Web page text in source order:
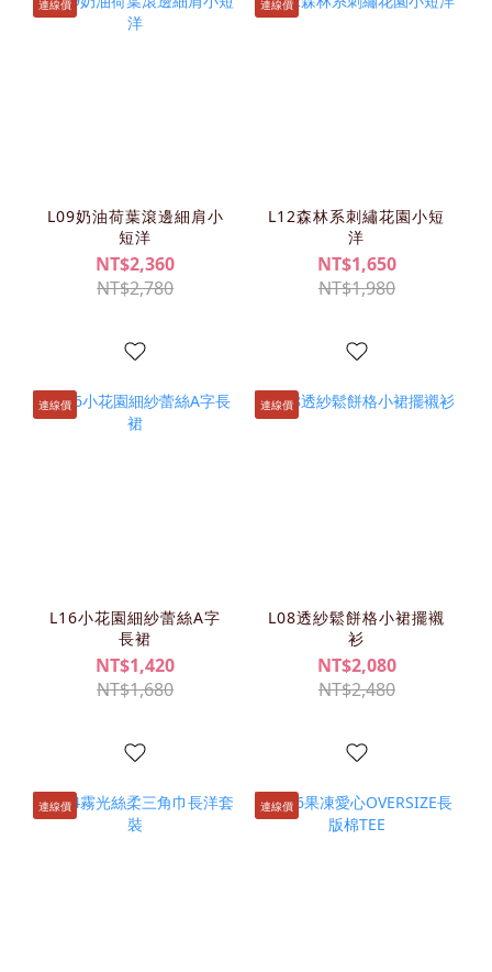
連線價
L09奶油荷葉滾邊細肩小
短洋
NT$2,360
NT$2,780
連線價
L12森林系刺繡花園小短
洋
NT$1,650
NT$1,980
連線價
L16小花園細紗蕾絲A字
長裙
NT$1,420
NT$1,680
連線價
L08透紗鬆餅格小裙擺襯
衫
NT$2,080
NT$2,480
連線價 連線價